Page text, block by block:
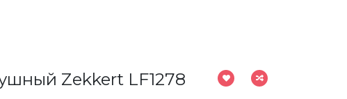
Zekkert LF1278